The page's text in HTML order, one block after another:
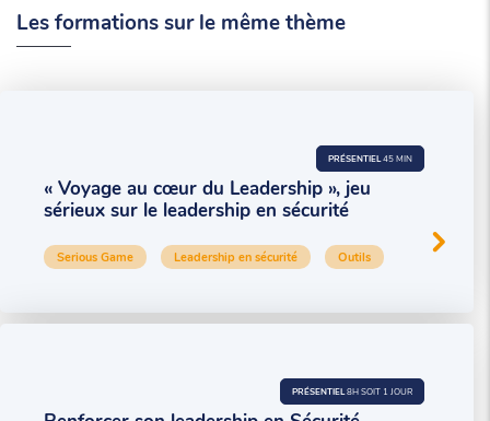
Les formations sur le même thème
PRÉSENTIEL45 MIN
« Voyage au cœur du Leadership », jeu
sérieux sur le leadership en sécurité
Serious Game Leadership en sécurité Outils
PRÉSENTIEL 8H SOIT 1 JOUR